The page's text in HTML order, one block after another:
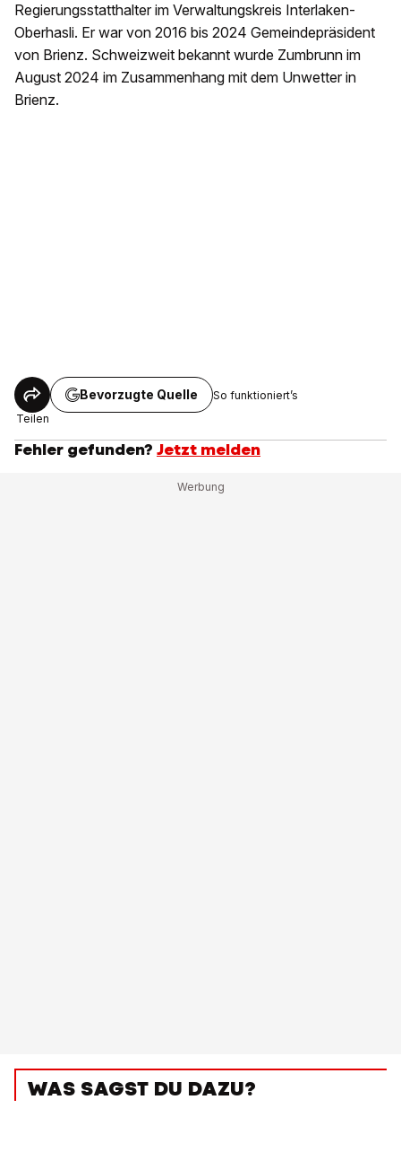
Regierungsstatthalter im Verwaltungskreis Interlaken-
Oberhasli. Er war von 2016 bis 2024 Gemeindepräsident
von Brienz. Schweizweit bekannt wurde Zumbrunn im
August 2024 im Zusammenhang mit dem Unwetter in
Brienz.
Teilen
Bevorzugte Quelle So funktioniert’s
Fehler gefunden? Jetzt melden
WAS SAGST DU DAZU?